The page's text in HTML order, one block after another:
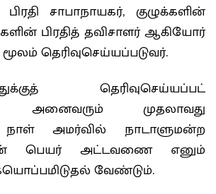
சாபாநாயகர், குழுக்களின்
பிரதித் தவிசாளர் ஆகியோர்
தெரிவுசெய்யப்படுவர்.
தெரிவுசெய்யப்பட்
அனைவரும் முதலாவது
நாள் அமர்வில் நாடாளுமன்ற
பெயர் அட்டவணை எனும்
வேண்டும்.